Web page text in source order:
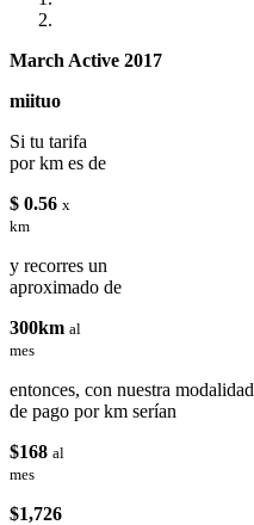
March Active 2017
miituo
Si tu tarifa
por km es de
$ 0.56 x
km
y recorres un
aproximado de
300km al
mes
entonces, con nuestra modalidad
de pago por km serían
$168 al
mes
$1,726